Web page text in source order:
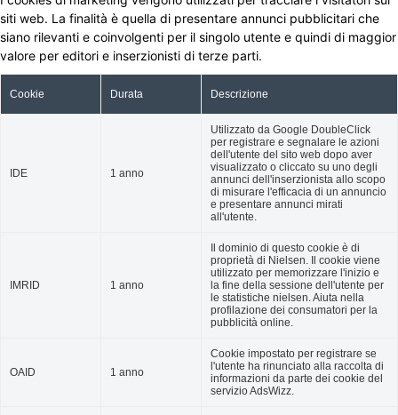
siti web. La finalità è quella di presentare annunci pubblicitari che
siano rilevanti e coinvolgenti per il singolo utente e quindi di maggior
valore per editori e inserzionisti di terze parti.
Cookie Durata Descrizione
IDE 1 anno
Utilizzato da Google DoubleClick
per registrare e segnalare le azioni
dell'utente del sito web dopo aver
visualizzato o cliccato su uno degli
annunci dell'inserzionista allo scopo
di misurare l'efficacia di un annuncio
e presentare annunci mirati
all'utente.
IMRID 1 anno
Il dominio di questo cookie è di
proprietà di Nielsen. Il cookie viene
utilizzato per memorizzare l'inizio e
la fine della sessione dell'utente per
le statistiche nielsen. Aiuta nella
profilazione dei consumatori per la
pubblicità online.
OAID 1 anno
Cookie impostato per registrare se
l'utente ha rinunciato alla raccolta di
informazioni da parte dei cookie del
servizio AdsWizz.